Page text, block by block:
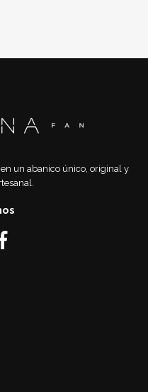
un abanico único, original y